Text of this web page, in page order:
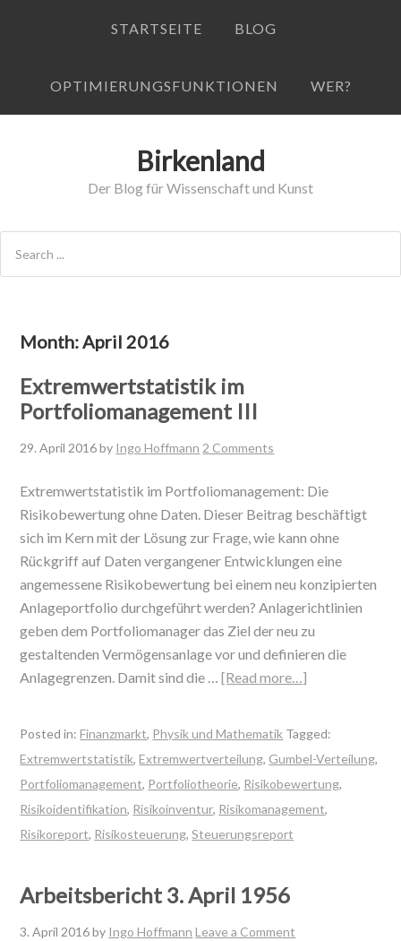
STARTSEITE BLOG
OPTIMIERUNGSFUNKTIONEN WER?
Birkenland
Der Blog für Wissenschaft und Kunst
Month:April 2016
Extremwertstatistik im
Portfoliomanagement III
29. April 2016by Ingo Hoffmann 2 Comments
Extremwertstatistik im Portfoliomanagement: Die
Risikobewertung ohne Daten. Dieser Beitrag beschäftigt
sich im Kern mit der Lösung zur Frage, wie kann ohne
Rückgriff auf Daten vergangener Entwicklungen eine
angemessene Risikobewertung bei einem neu konzipierten
Anlageportfolio durchgeführt werden? Anlagerichtlinien
geben dem Portfoliomanager das Ziel der neu zu
gestaltenden Vermögensanlage vor und definieren die
Anlagegrenzen. Damit sind die …[Read more…]
Posted in:Finanzmarkt, Physik und Mathematik Tagged:
Extremwertstatistik,Extremwertverteilung, Gumbel-Verteilung,
Portfoliomanagement, Portfoliotheorie, Risikobewertung,
Risikoidentifikation, Risikoinventur, Risikomanagement,
Risikoreport, Risikosteuerung,Steuerungsreport
Arbeitsbericht 3. April 1956
3. April 2016by Ingo Hoffmann Leave a Comment